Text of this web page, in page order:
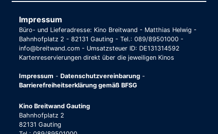
Impressum
Büro- und Lieferadresse: Kino Breitwand - Matthias Helwig -
Bahnhofplatz 2 - 82131 Gauting - Tel.: 089/89501000 -
info@breitwand.com - Umsatzsteuer ID: DE131314592
Kartenreservierungen direkt über die jeweiligen Kinos
Impressum - Datenschutzvereinbarung -
Barrierefreiheitserklärung gemäß BFSG
Kino Breitwand Gauting
Bahnhofplatz 2
82131 Gauting